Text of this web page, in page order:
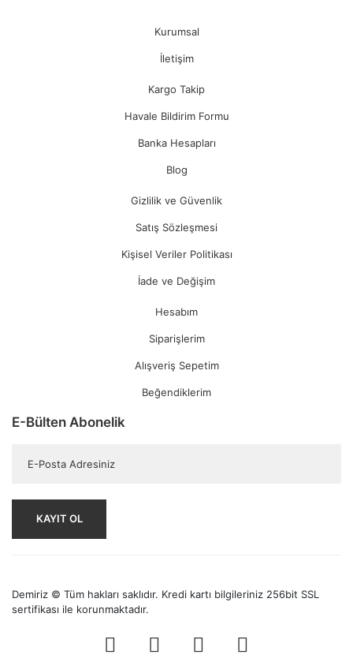
Kurumsal
İletişim
Kargo Takip
Havale Bildirim Formu
Banka Hesapları
Blog
Gizlilik ve Güvenlik
Satış Sözleşmesi
Kişisel Veriler Politikası
İade ve Değişim
Hesabım
Siparişlerim
Alışveriş Sepetim
Beğendiklerim
E-Bülten Abonelik
KAYIT OL
Demiriz © Tüm hakları saklıdır. Kredi kartı bilgileriniz 256bit SSL
sertifikası ile korunmaktadır.